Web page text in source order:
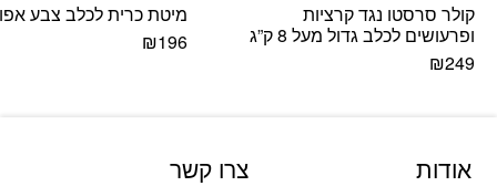
קולר סרסטו נגד קרציות
ופרעושים לכלב גדול מעל 8 ק”ג
₪249
מיטת כרית לכלב צבע
₪196
אודות צרו קשר